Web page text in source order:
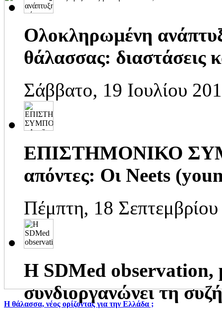
H θάλασσα, νέος ορίζοντας για την Ελλάδα ;
Ολοκληρωμένη
θάλασσας: διαστάσεις
Σάββατο, 19 Ιουλίου
ΕΠΙΣΤΗΜΟΝΙΚΟ
απόντες: Οι Neets
Πέμπτη, 18
H SDMed
συνδιοργανώνει τη